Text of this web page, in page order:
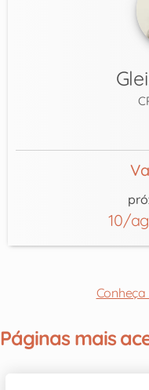
10/
Páginas mais